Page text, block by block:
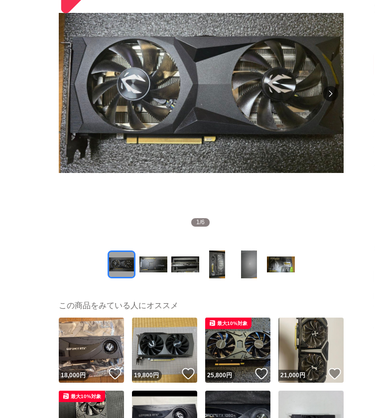
1/6
この商品をみている人にオススメ
18,000円 いいね！
19,800円 いいね！
25,800円 いいね！
最大10%対象
21,000円
最大10%対象